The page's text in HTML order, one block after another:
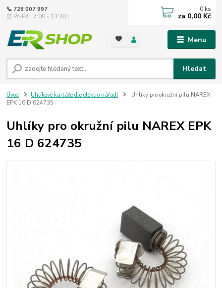
Menu
Hledat
📞 728 007 997
⏰ Po-Pá | 7:00 - 13:30 |
0 ks
za 0,00 Kč
Úvod Uhlíkové kartáče dle elektro nářadí
Uhlíky pro okružní pilu NAREX
EPK 16 D 624735
Uhlíky pro okružní pilu NAREX EPK
16 D 624735